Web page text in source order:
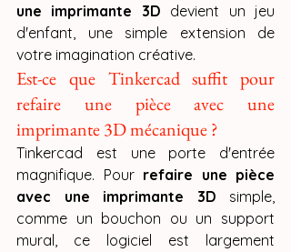
une imprimante 3D devient un jeu
d'enfant, une simple extension de
votre imagination créative.
Est-ce que Tinkercad suffit pour
refaire une pièce avec une
imprimante 3D mécanique ?
Tinkercad est une porte d'entrée
magnifique. Pour refaire une pièce
avec une imprimante 3D simple,
comme un bouchon ou un support
mural, ce logiciel est largement